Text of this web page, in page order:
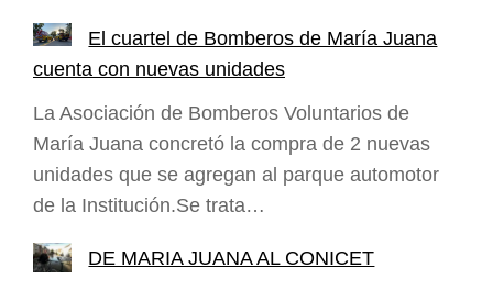
El cuartel de Bomberos de María Juana
cuenta con nuevas unidades
La Asociación de Bomberos Voluntarios de
María Juana concretó la compra de 2 nuevas
unidades que se agregan al parque automotor
de la Institución.Se trata…
DE MARIA JUANA AL CONICET